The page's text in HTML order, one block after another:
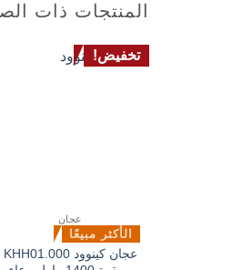
المنتجات ذات
تخفيض!
عجان
الأكثر مبيعًا
عجان كينوود KHH01.000